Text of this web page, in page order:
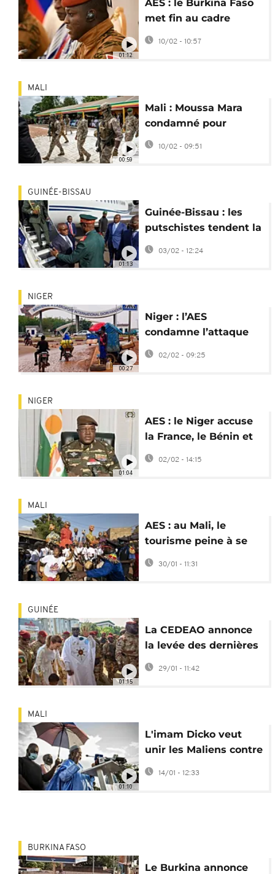
01:12
AES : le Burkina Faso
met fin au cadre
juridique des partis
10/02 - 10:57
00:59
MALI
Mali : Moussa Mara
condamné pour
soutien à des
prisonniers politiques
10/02 - 09:51
01:13
GUINÉE-BISSAU
Guinée-Bissau : les
putschistes tendent la
main à l'opposition
03/02 - 12:24
00:27
NIGER
Niger : l’AES
condamne l’attaque
contre l’aéroport de
Niamey
02/02 - 09:25
01:04
NIGER
AES : le Niger accuse
la France, le Bénin et
la Côte d’Ivoire après
une attaque
02/02 - 14:15
MALI
AES : au Mali, le
tourisme peine à se
relever de la crise
sécuritaire
30/01 - 11:31
01:15
GUINÉE
La CEDEAO annonce
la levée des dernières
sanctions contre la
29/01 - 11:42
01:10
MALI
L'imam Dicko veut
unir les Maliens contre
les militaires au
14/01 - 12:33
BURKINA FASO
Le Burkina annonce